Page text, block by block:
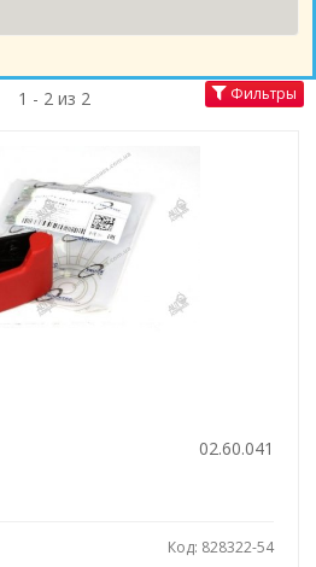
1 - 2 из 2 Фильтры
02.60.041
Код: 828322-54